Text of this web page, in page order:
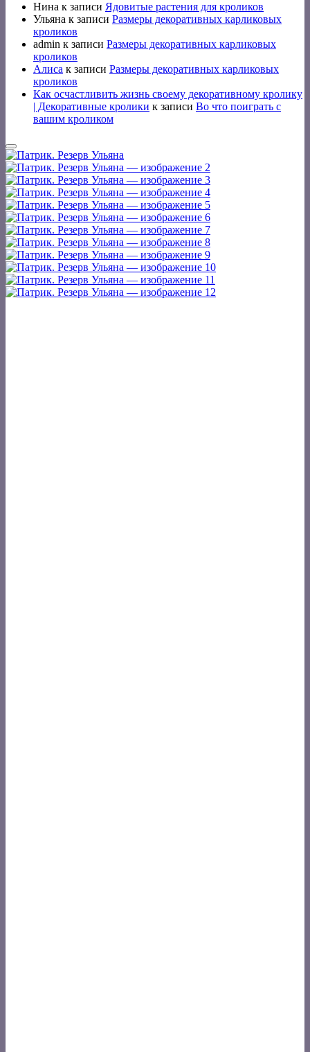
Нина к записи Ядовитые растения для кроликов
Ульяна к записи Размеры декоративных карликовых
кроликов
admin к записи Размеры декоративных карликовых
кроликов
Алиса к записи Размеры декоративных карликовых
кроликов
Как осчастливить жизнь своему декоративному кролику
| Декоративные кролики к записи Во что поиграть с
вашим кроликом